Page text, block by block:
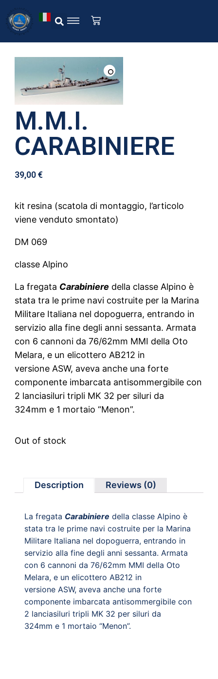
M.M.I.
CARABINIERE
39,00€
kit resina (scatola di montaggio, l’articolo
viene venduto smontato)
DM 069
classe Alpino
La fregata Carabiniere della classe Alpino è
stata tra le prime navi costruite per la Marina
Militare Italiana nel dopoguerra, entrando in
servizio alla fine degli anni sessanta. Armata
con 6 cannoni da 76/62mm MMI della Oto
Melara, e un elicottero AB212 in
versione ASW, aveva anche una forte
componente imbarcata antisommergibile con
2 lanciasiluri tripli MK 32 per siluri da
324mm e 1 mortaio “Menon”.
Out of stock
Description Reviews (0)
La fregata Carabiniere della classe Alpino è
stata tra le prime navi costruite per la Marina
Militare Italiana nel dopoguerra, entrando in
servizio alla fine degli anni sessanta. Armata
con 6 cannoni da 76/62mm MMI della Oto
Melara, e un elicottero AB212 in
versione ASW, aveva anche una forte
componente imbarcata antisommergibile con
2 lanciasiluri tripli MK 32 per siluri da
324mm e 1 mortaio “Menon”.